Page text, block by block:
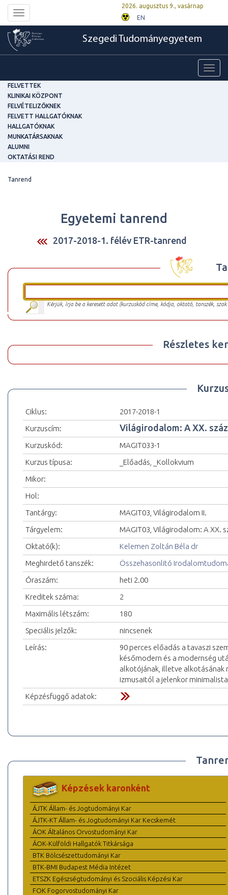
Toggle
navigation
2026. augusztus 9., vasárnap
EN
Szegedi Tudományegyetem
FELVETTEK
KLINIKAI KÖZPONT
FELVÉTELIZŐKNEK
FELVETT HALLGATÓKNAK
HALLGATÓKNAK
MUNKATÁRSAKNAK
ALUMNI
OKTATÁSI REND
Tanrend
Egyetemi tanrend
2017-2018-1. félév ETR-tanrend
Kérjük, írja be a keresett adat (kurzuskód címe, kódja, oktató, tanszék,
Részletes
Ciklus:
2017-2018-1
Kurzuscím:
Világirodalom: A XX.
Kurzuskód:
MAGIT033-1
Kurzus típusa:
_Előadás, _Kollokvium
Mikor:
Hol:
Tantárgy:
MAGIT03, Világirodalom II.
Tárgyelem:
MAGIT03, Világirodalom: A XX.
Oktató(k):
Kelemen Zoltán Béla dr
Meghirdető tanszék:
Összehasonlitó
Óraszám:
heti 2.00
Kreditek száma:
2
Maximális létszám:
180
Speciális jelzők:
nincsenek
Leírás:
90 perces előadás a tavaszi
későmodern és a modernség
alkotójának, illetve alkotásának
izmusaitól a jelenkor
Képzésfüggő adatok:
Képzések karonként
ÁJTK Állam- és Jogtudományi Kar
ÁJTK-KT Állam- és Jogtudományi Kar Kecskemét
ÁOK Általános Orvostudományi Kar
ÁOK-Külföldi Hallgatók Titkársága
BTK Bölcsészettudományi Kar
BTK-BMI Budapest Média Intézet
ETSZK Egészségtudományi és Szociális Képzési Kar
FOK Fogorvostudományi Kar